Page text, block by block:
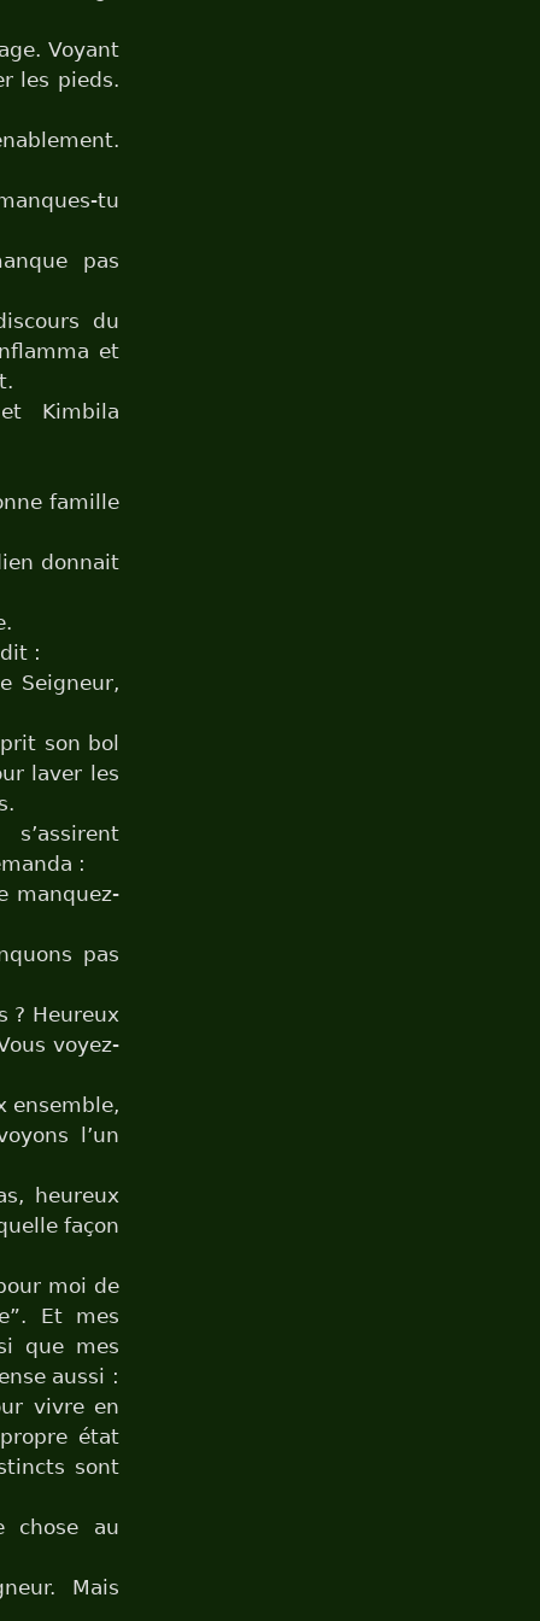
Voyant
les pieds.
tu
pas
du
et
Kimbila
famille
donnait
:
Seigneur,
son bol
laver les
:
manquez-
pas
? Heureux
voyez-
ensemble,
l’un
heureux
façon
moi de
Et mes
que mes
aussi :
vivre en
état
sont
chose au
Mais